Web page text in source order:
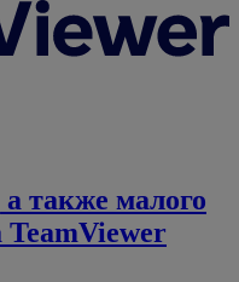
также малого
TeamViewer